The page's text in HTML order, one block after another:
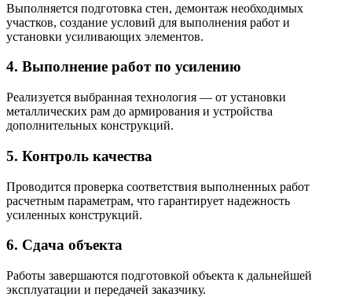
Выполняется подготовка стен, демонтаж необходимых
участков, создание условий для выполнения работ и
установки усиливающих элементов.
4. Выполнение работ по усилению
Реализуется выбранная технология — от установки
металлических рам до армирования и устройства
дополнительных конструкций.
5. Контроль качества
Проводится проверка соответствия выполненных работ
расчетным параметрам, что гарантирует надежность
усиленных конструкций.
6. Сдача объекта
Работы завершаются подготовкой объекта к дальнейшей
эксплуатации и передачей заказчику.